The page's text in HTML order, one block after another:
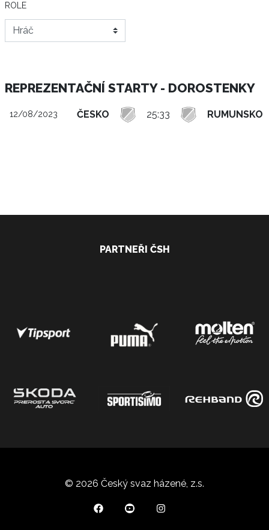
ROLE
REPREZENTAČNÍ STARTY - DOROSTENKY
12/08/2023 ČESKO 25:33 RUMUNSKO
PARTNEŘI ČSH
© 2026 Český svaz házené, z.s.